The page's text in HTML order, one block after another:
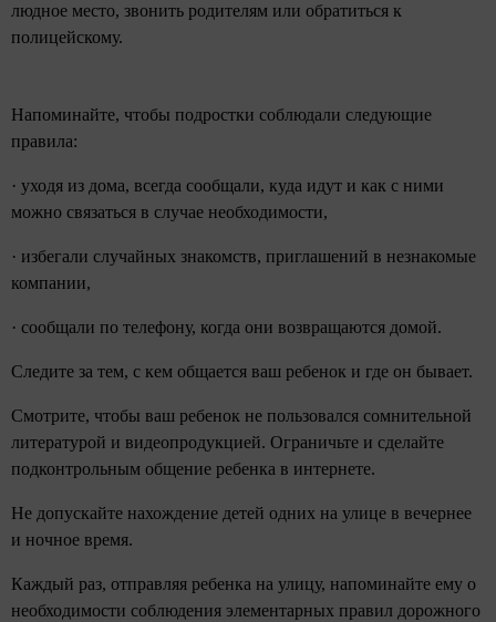
людное место, звонить родителям или обратиться к
полицейскому.
Напоминайте, чтобы подростки соблюдали следующие
правила:
· уходя из дома, всегда сообщали, куда идут и как с ними
можно связаться в случае необходимости,
· избегали случайных знакомств, приглашений в незнакомые
компании,
· сообщали по телефону, когда они возвращаются домой.
Следите за тем, с кем общается ваш ребенок и где он бывает.
Смотрите, чтобы ваш ребенок не пользовался сомнительной
литературой и видеопродукцией. Ограничьте и сделайте
подконтрольным общение ребенка в интернете.
Не допускайте нахождение детей одних на улице в вечернее
и ночное время.
Каждый раз, отправляя ребенка на улицу, напоминайте ему о
необходимости соблюдения элементарных правил дорожного